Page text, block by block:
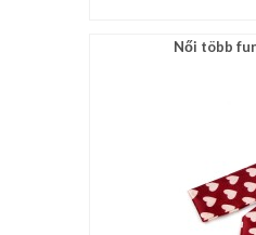
Női több